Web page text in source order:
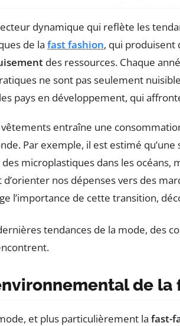
dynamique qui reflète les
de la fast fashion, qui produisent
des ressources. Chaque
ne sont pas seulement
pays en développement, qui
entraîne une
Par exemple, il est estimé
microplastiques dans les océans,
nos dépenses vers des
l’importance de cette transition,
de
et plus particulièrement la fast-